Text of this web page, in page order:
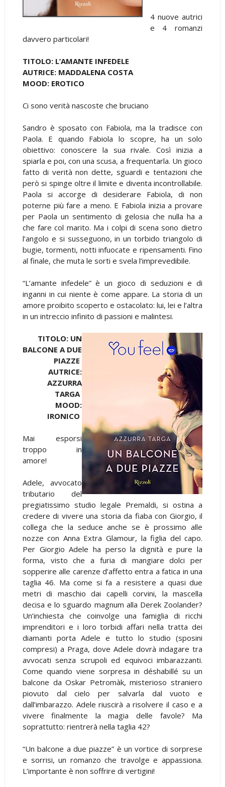
4 nuove autrici
e 4 romanzi
davvero particolari!
TITOLO: L’AMANTE INFEDELE
AUTRICE: MADDALENA COSTA
MOOD: EROTICO
Ci sono verità nascoste che bruciano
Sandro è sposato con Fabiola, ma la tradisce con
Paola. E quando Fabiola lo scopre, ha un solo
obiettivo: conoscere la sua rivale. Così inizia a
spiarla e poi, con una scusa, a frequentarla. Un gioco
fatto di verità non dette, sguardi e tentazioni che
però si spinge oltre il limite e diventa incontrollabile.
Paola si accorge di desiderare Fabiola, di non
poterne più fare a meno. E Fabiola inizia a provare
per Paola un sentimento di gelosia che nulla ha a
che fare col marito. Ma i colpi di scena sono dietro
l’angolo e si susseguono, in un torbido triangolo di
bugie, tormenti, notti infuocate e ripensamenti. Fino
al finale, che muta le sorti e svela l’imprevedibile.
“L’amante infedele” è un gioco di seduzioni e di
inganni in cui niente è come appare. La storia di un
amore proibito scoperto e ostacolato: lui, lei e l’altra
in un intreccio infinito di passioni e malintesi.
TITOLO: UN
BALCONE A DUE
PIAZZE
AUTRICE:
AZZURRA
TARGA
MOOD:
IRONICO
Mai esporsi
troppo in
amore!
Adele, avvocato
tributario del
pregiatissimo studio legale Premaldi, si ostina a
credere di vivere una storia da fiaba con Giorgio, il
collega che la seduce anche se è prossimo alle
nozze con Anna Extra Glamour, la figlia del capo.
Per Giorgio Adele ha perso la dignità e pure la
forma, visto che a furia di mangiare dolci per
sopperire alle carenze d’affetto entra a fatica in una
taglia 46. Ma come si fa a resistere a quasi due
metri di maschio dai capelli corvini, la mascella
decisa e lo sguardo magnum alla Derek Zoolander?
Un’inchiesta che coinvolge una famiglia di ricchi
imprenditori e i loro torbidi affari nella tratta dei
diamanti porta Adele e tutto lo studio (sposini
compresi) a Praga, dove Adele dovrà indagare tra
avvocati senza scrupoli ed equivoci imbarazzanti.
Come quando viene sorpresa in déshabillé su un
balcone da Oskar Petromàk, misterioso straniero
piovuto dal cielo per salvarla dal vuoto e
dall’imbarazzo. Adele riuscirà a risolvere il caso e a
vivere finalmente la magia delle favole? Ma
soprattutto: rientrerà nella taglia 42?
“Un balcone a due piazze” è un vortice di sorprese
e sorrisi, un romanzo che travolge e appassiona.
L’importante è non soffrire di vertigini!